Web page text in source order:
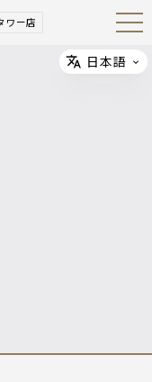
ワー店 Open
Navig
Select
日本語